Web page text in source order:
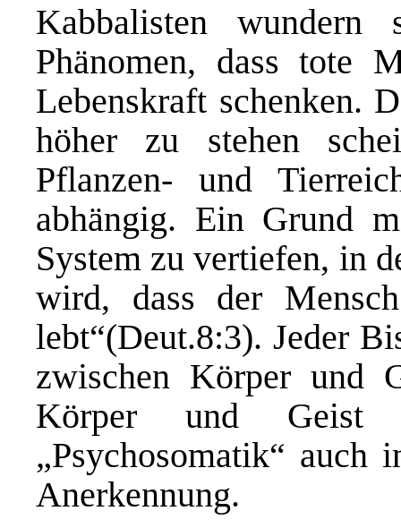
Kabbalisten
Phänomen, dass tote
Lebenskraft schenken.
höher zu stehen
Pflanzen- und
abhängig. Ein Grund
System zu vertiefen, in
wird, dass der
lebt“(Deut.8:3). Jeder
zwischen Körper und
Körper und
„Psychosomatik“ auch
Anerkennung.